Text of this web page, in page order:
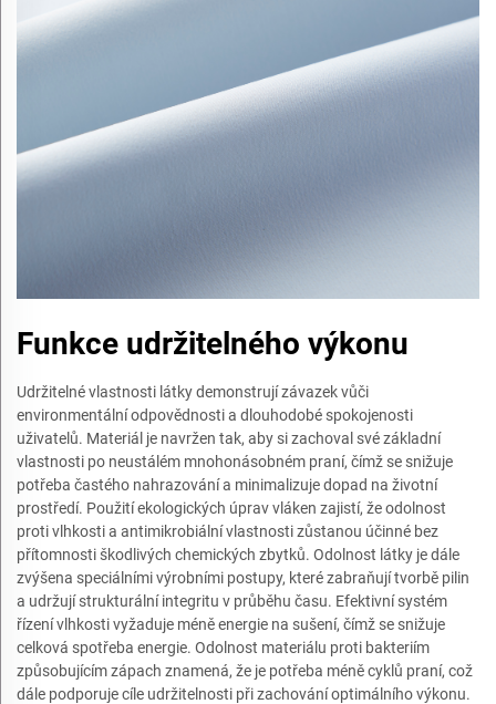
Funkce udržitelného výkonu
Udržitelné vlastnosti látky demonstrují závazek vůči
environmentální odpovědnosti a dlouhodobé spokojenosti
uživatelů. Materiál je navržen tak, aby si zachoval své základní
vlastnosti po neustálém mnohonásobném praní, čímž se snižuje
potřeba častého nahrazování a minimalizuje dopad na životní
prostředí. Použití ekologických úprav vláken zajistí, že odolnost
proti vlhkosti a antimikrobiální vlastnosti zůstanou účinné bez
přítomnosti škodlivých chemických zbytků. Odolnost látky je dále
zvýšena speciálními výrobními postupy, které zabraňují tvorbě pilin
a udržují strukturální integritu v průběhu času. Efektivní systém
řízení vlhkosti vyžaduje méně energie na sušení, čímž se snižuje
celková spotřeba energie. Odolnost materiálu proti bakteriím
způsobujícím zápach znamená, že je potřeba méně cyklů praní, což
dále podporuje cíle udržitelnosti při zachování optimálního výkonu.